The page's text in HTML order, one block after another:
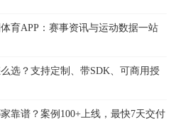
育APP：赛事资讯与运动数据一站
选？支持定制、带SDK、可商用授
靠谱？案例100+上线，最快7天交付